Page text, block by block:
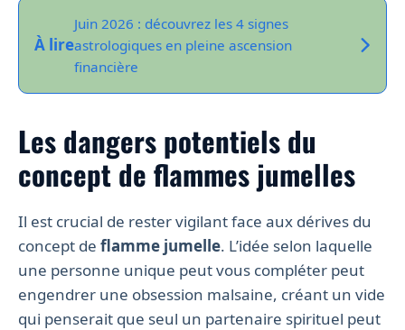
À lire
Juin 2026 : découvrez les 4 signes
astrologiques en pleine ascension
financière
Les dangers potentiels du
concept de flammes jumelles
Il est crucial de rester vigilant face aux dérives du
concept de flamme jumelle. L’idée selon laquelle
une personne unique peut vous compléter peut
engendrer une obsession malsaine, créant un vide
qui penserait que seul un partenaire spirituel peut